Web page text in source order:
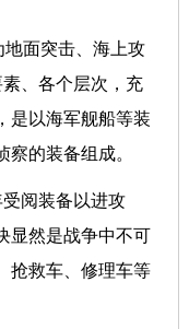
地面突击、海上攻
、各个层次，充
是以海军舰船等装
的装备组成。
阅装备以进攻
显然是战争中不可
抢救车、修理车等